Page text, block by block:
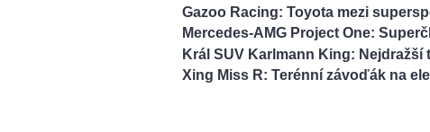
Gazoo Racing: Toyota mezi
Mercedes-AMG Project One:
Král SUV Karlmann King: Nejdražší
Xing Miss R: Terénní závoďák na